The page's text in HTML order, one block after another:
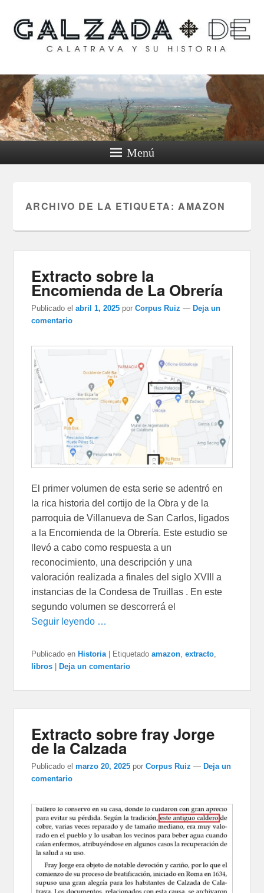
Calzada de Calatrava y
su historia
Menú
ARCHIVO DE LA ETIQUETA: AMAZON
Extracto sobre la
Encomienda de La Obrería
Publicado el abril 1, 2025 porCorpus Ruiz — Deja un
comentario
El primer volumen de esta serie se adentró en
la rica historia del cortijo de la Obra y de la
parroquia de Villanueva de San Carlos, ligados
a la Encomienda de la Obrería. Este estudio se
llevó a cabo como respuesta a un
reconocimiento, una descripción y una
valoración realizada a finales del siglo XVIII a
instancias de la Condesa de Truillas . En este
segundo volumen se descorrerá el
Seguir leyendo …
Publicado en Historia | Etiquetado amazon ,extracto
libros |Deja un comentario
Extracto sobre fray Jorge
de la Calzada
Publicado el marzo 20, 2025 porCorpus Ruiz —Deja un
comentario